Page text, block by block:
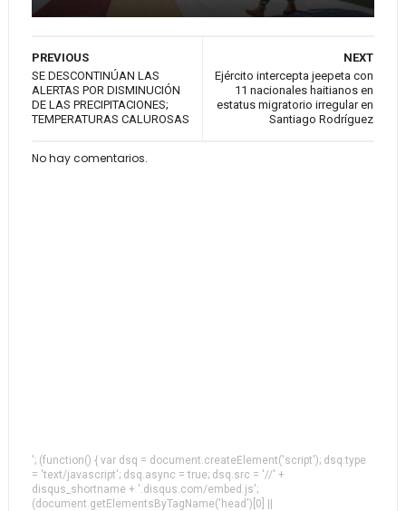
NEXT
Ejército intercepta jeepeta con
11 nacionales haitianos en
estatus migratorio irregular en
Santiago Rodríguez
PREVIOUS
SE DESCONTINÚAN LAS
ALERTAS POR DISMINUCIÓN
DE LAS PRECIPITACIONES;
TEMPERATURAS CALUROSAS
No hay comentarios.
'; (function() { var dsq = document.createElement('script'); dsq.type
= 'text/javascript'; dsq.async = true; dsq.src = '//' +
disqus_shortname + '.disqus.com/embed.js';
(document.getElementsByTagName('head')[0] ||